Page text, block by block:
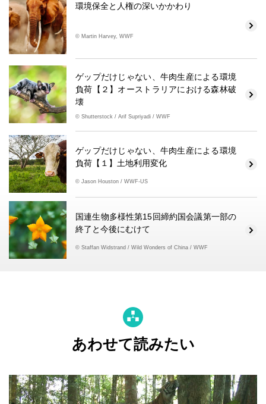
環境保全と人権の深いかかわり
© Martin Harvey, WWF
ゲップだけじゃない、牛肉生産による環境
負荷【２】オーストラリアにおける森林破
壊
© Shutterstock / Arif Supriyadi / WWF
ゲップだけじゃない、牛肉生産による環境
負荷【１】土地利用変化
© Jason Houston / WWF-US
国連生物多様性第15回締約国会議第一部の
終了と今後にむけて
© Staffan Widstrand / Wild Wonders of China / WWF
あわせて読みたい